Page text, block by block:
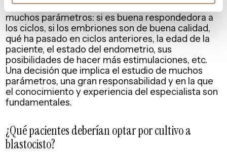
Elespecialistatiene que decidir en función de
muchos parámetros: si es buena respondedora a
los ciclos, si los embriones son de buena calidad,
qué ha pasado en ciclos anteriores, la edad de la
paciente, el estado del endometrio, sus
posibilidades de hacer más estimulaciones, etc.
Una decisión que implica el estudio de muchos
parámetros, una gran responsabilidad y en la que
el conocimiento y experiencia del especialista son
fundamentales.
¿Qué pacientes deberían optar por cultivo a
blastocisto?